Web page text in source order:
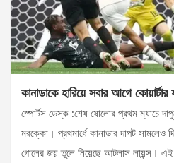
কানাডাকে হারিয়ে সবার আগে
স্পোর্টস ডেস্ক :শেষ ষোলোর প্রথম ম্যাচে
মরক্কো। প্রথমার্ধে কানাডার দাপট সামলেও
গোলের জয় তুলে নিয়েছে আটলাস লায়ন্স। এই